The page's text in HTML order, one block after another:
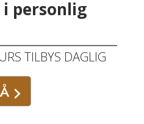
personlig
TILBYS DAGLIG